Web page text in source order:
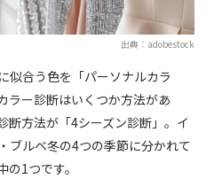
出典：adobestock
似合う色を「パーソナルカラ
ラー診断はいくつか方法があ
断方法が「4シーズン診断」。イ
ブルベ冬の4つの季節に分かれて
1つです。